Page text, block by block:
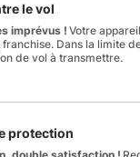
le vol
imprévus ! Votre
Dans la limite
de vol à transmettre.
protection